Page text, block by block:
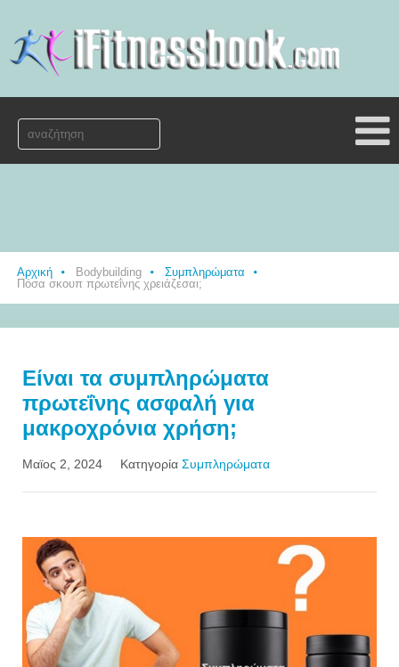
Αρχική Bodybuilding
Συμπληρώματα
Πόσα σκουπ πρωτεΐνης χρειάζεσαι;
Είναι τα συμπληρώματα
πρωτεΐνης ασφαλή για
μακροχρόνια χρήση;
Μαϊος 2, 2024 Κατηγορία Συμπληρώματα